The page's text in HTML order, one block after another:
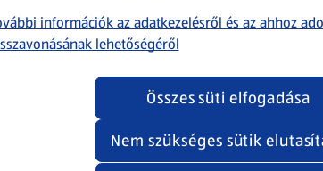
információk az adatkezelésről és az ahhoz
lehetőségéről
Nem szükséges sütik
Összes süti elfogadása